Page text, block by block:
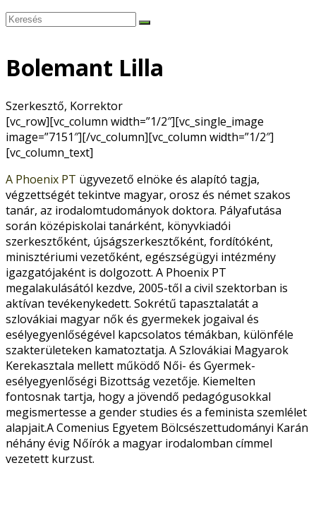
Keresés
Submit
Bolemant Lilla
Szerkesztő, Korrektor
[vc_row][vc_column width=”1/2″][vc_single_image
image=”7151″][/vc_column][vc_column width=”1/2″]
[vc_column_text]
A Phoenix PT ügyvezető elnöke és alapító tagja,
végzettségét tekintve magyar, orosz és német szakos
tanár, az irodalomtudományok doktora. Pályafutása
során középiskolai tanárként, könyvkiadói
szerkesztőként, újságszerkesztőként, fordítóként,
minisztériumi vezetőként, egészségügyi intézmény
igazgatójaként is dolgozott. A Phoenix PT
megalakulásától kezdve, 2005-től a civil szektorban is
aktívan tevékenykedett. Sokrétű tapasztalatát a
szlovákiai magyar nők és gyermekek jogaival és
esélyegyenlőségével kapcsolatos témákban, különféle
szakterületeken kamatoztatja. A Szlovákiai Magyarok
Kerekasztala mellett működő Női- és Gyermek-
esélyegyenlőségi Bizottság vezetője. Kiemelten
fontosnak tartja, hogy a jövendő pedagógusokkal
megismertesse a gender studies és a feminista szemlélet
alapjait.A Comenius Egyetem Bölcsészettudományi Karán
néhány évig Nőírók a magyar irodalomban címmel
vezetett kurzust.